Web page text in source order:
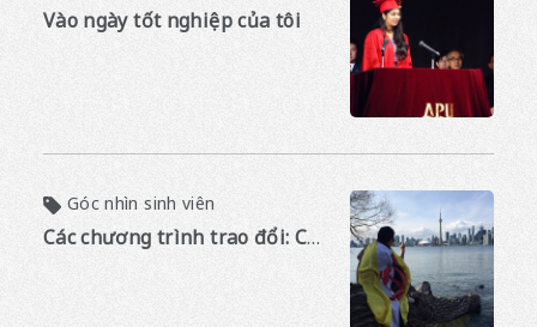
Vào ngày tốt nghiệp của tôi
Góc nhìn sinh viên
Các chương trình trao đổi: Cánh cửa thứ hai đến thế giới